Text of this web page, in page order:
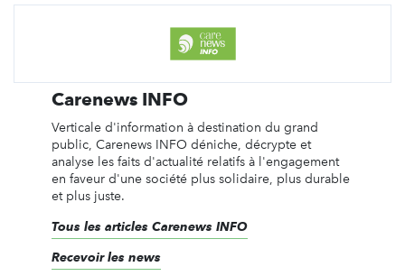
Carenews INFO
Verticale d'information à destination du grand
public, Carenews INFO déniche, décrypte et
analyse les faits d'actualité relatifs à l'engagement
en faveur d'une société plus solidaire, plus durable
et plus juste.
Tous les articles Carenews INFO
Recevoir les news